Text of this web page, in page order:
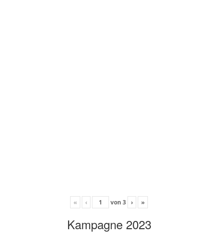
« ‹ von 3 › »
Kampagne 2023